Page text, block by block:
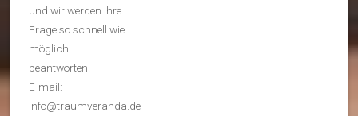
und wir werden Ihre
Frage so schnell wie
möglich
beantworten.
E-mail:
info@traumveranda.de